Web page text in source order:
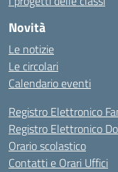
Novità
Le notizie
Le circolari
Calendario eventi
Registro Elettronico
Registro Elettronico
Orario scolastico
Contatti e Orari Uffici